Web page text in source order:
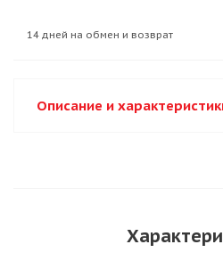
14 дней на обмен и возврат
Описание и